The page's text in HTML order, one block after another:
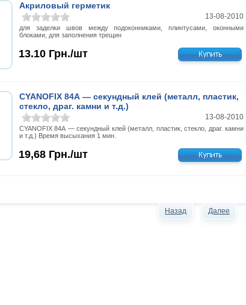
Акриловый герметик
13-08-2010
для заделки швов между подоконниками, плинтусами, оконными
блоками, для заполнения трещин
13.10 Грн./шт
CYANOFIX 84А — секундный клей (металл, пластик,
стекло, драг. камни и т.д.)
13-08-2010
CYANOFIX 84А — секундный клей (металл, пластик, стекло, драг. камни
и т.д.) Время высыхания 1 мин.
19,68 Грн./шт
Назад Далее